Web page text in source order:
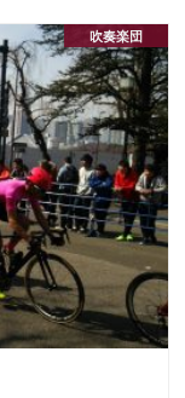
吹奏楽団